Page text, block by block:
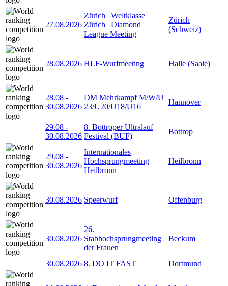
27.08.2026
Zürich | Weltklasse
Zürich | Diamond
League Meeting
Zürich
(Schweiz)
28.08.2026 HLF-Wurfmeeting Halle (Saale)
28.08 -
30.08.2026
DM Mehrkampf M/W/U
23/U20/U18/U16
Hannover
29.08 -
30.08.2026
8. Bottroper Ultralauf
Festival (BUF)
Bottrop
29.08 -
30.08.2026
Internationales
Hochsprungmeeting
Heilbronn
Heilbronn
30.08.2026 Speerwurf Offenburg
30.08.2026
26.
Stabhochsprungmeeting
der Frauen
Beckum
30.08.2026 8. DO IT FAST Dortmund